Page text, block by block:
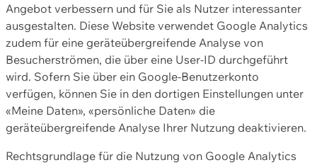
Angebot verbessern und für Sie als Nutzer interessanter
ausgestalten. Diese Website verwendet Google Analytics
zudem für eine geräteübergreifende Analyse von
Besucherströmen, die über eine User-ID durchgeführt
wird. Sofern Sie über ein Google-Benutzerkonto
verfügen, können Sie in den dortigen Einstellungen unter
«Meine Daten», «persönliche Daten» die
geräteübergreifende Analyse Ihrer Nutzung deaktivieren.
Rechtsgrundlage für die Nutzung von Google Analytics